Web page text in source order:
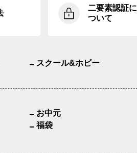
二要素認証に
ついて
スクール&ホビー
お中元
福袋